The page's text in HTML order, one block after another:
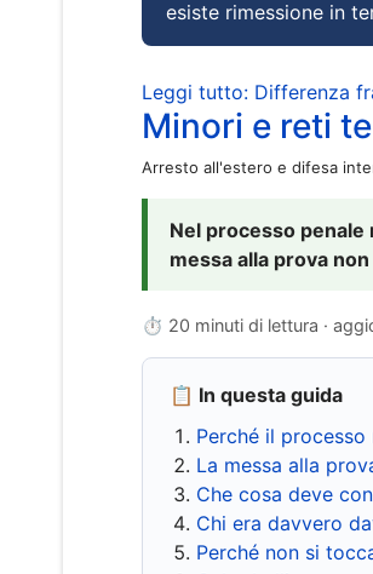
esiste rimessione in
Leggi tutto: Differenza
Minori e reti
Arresto all'estero e difesa
Nel processo penale
messa alla prova
⏱ 20 minuti di lettura ·
📋 In questa guida
Perché il
La messa alla
Che cosa deve
Chi era davvero
Perché non si